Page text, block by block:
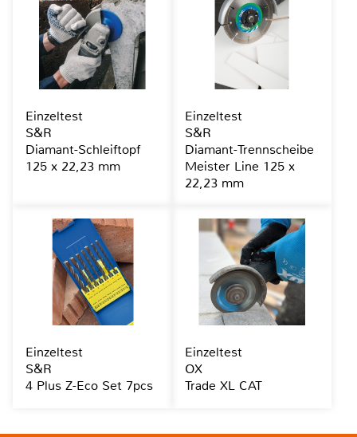
Einzeltest
S&R
Diamant-Schleiftopf
125 x 22,23 mm
Einzeltest
S&R
Diamant-Trennscheibe
Meister Line 125 x
22,23 mm
Einzeltest
S&R
4 Plus Z-Eco Set 7pcs
Einzeltest
OX
Trade XL CAT